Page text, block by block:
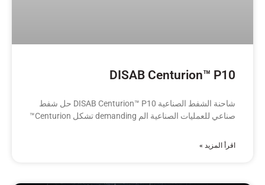
DISAB Centurion™ P10
شاحنة الشفط الصناعية DISAB Centurion™ P10 حل شفط
صناعي للعمليات الصناعية الم demanding تشكل Centurion™
اقرأ المزيد »